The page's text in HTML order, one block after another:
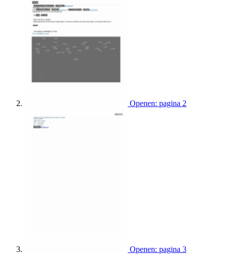
Openen: pagina 2
Openen: pagina 3